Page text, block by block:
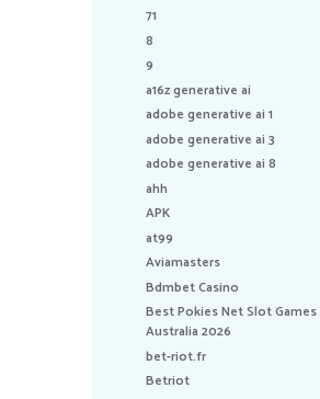
71
8
9
a16z generative ai
adobe generative ai 1
adobe generative ai 3
adobe generative ai 8
ahh
APK
at99
Aviamasters
Bdmbet Casino
Best Pokies Net Slot Games
Australia 2026
bet-riot.fr
Betriot